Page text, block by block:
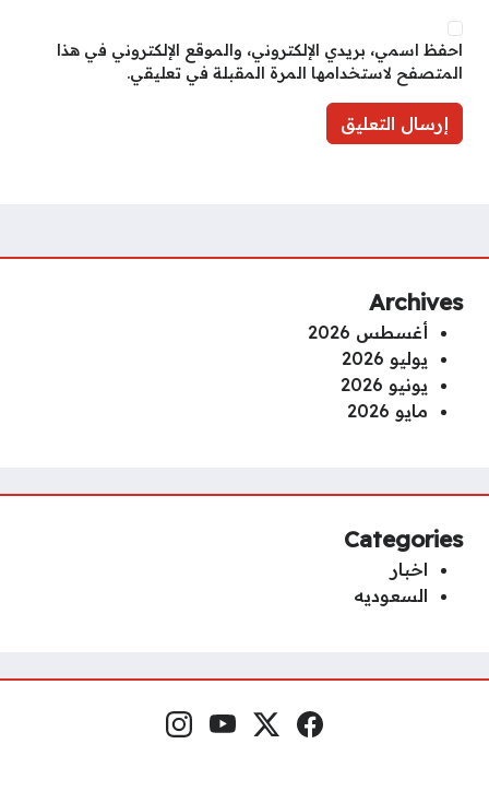
احفظ اسمي، بريدي الإلكتروني، والموقع الإلكتروني في هذا
المتصفح لاستخدامها المرة المقبلة في تعليقي.
Archives
أغسطس 2026
يوليو 2026
يونيو 2026
مايو 2026
Categories
اخبار
السعوديه
مواقع التواصل فيسبوكمنصة إكس
يوتيوبإنستغرام